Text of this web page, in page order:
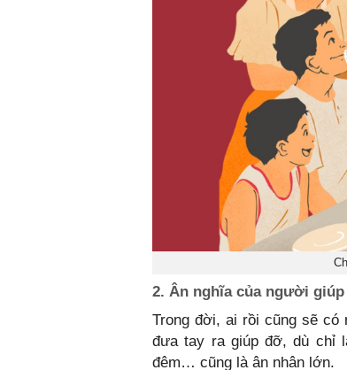
2. Ân nghĩa của người
Trong đời, ai rồi cũng sẽ
đưa tay ra giúp đỡ, dù chỉ
đêm… cũng là ân nhân lớn.